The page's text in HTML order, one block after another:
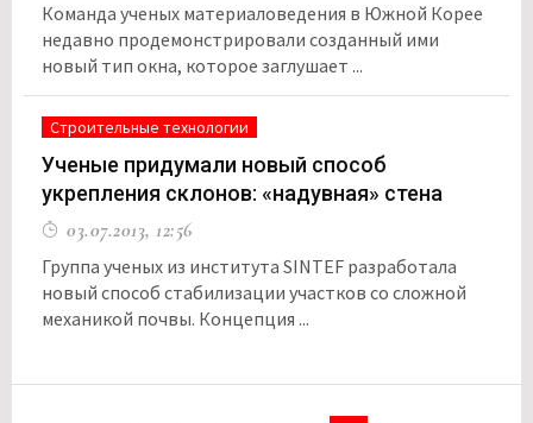
Команда ученых материаловедения в Южной Корее
недавно продемонстрировали созданный ими
новый тип окна, которое заглушает ...
Строительные технологии
Ученые придумали новый способ
укрепления склонов: «надувная» стена
03.07.2013, 12:56
Группа ученых из института SINTEF разработала
новый способ стабилизации участков со сложной
механикой почвы. Концепция ...